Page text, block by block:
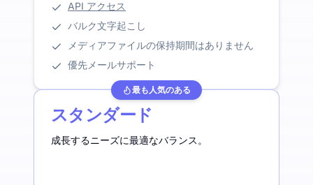
API アクセス
バルク文字起こし
メディアファイルの保持期間はありません
優先メールサポート
最も人気のある
スタンダード
成長するニーズに最適なバランス。